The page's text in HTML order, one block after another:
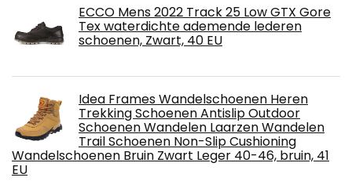
ECCO Mens 2022 Track 25 Low GTX Gore
Tex waterdichte ademende lederen
schoenen, Zwart, 40 EU
Idea Frames Wandelschoenen Heren
Trekking Schoenen Antislip Outdoor
Schoenen Wandelen Laarzen Wandelen
Trail Schoenen Non-Slip Cushioning
Wandelschoenen Bruin Zwart Leger 40-46, bruin, 41
EU